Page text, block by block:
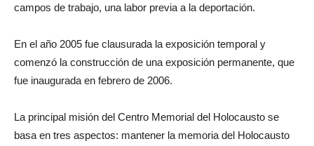
campos de trabajo, una labor previa a la deportación.
En el año 2005 fue clausurada la exposición temporal y
comenzó la construcción de una exposición permanente, que
fue inaugurada en febrero de 2006.
La principal misión del Centro Memorial del Holocausto se
basa en tres aspectos: mantener la memoria del Holocausto